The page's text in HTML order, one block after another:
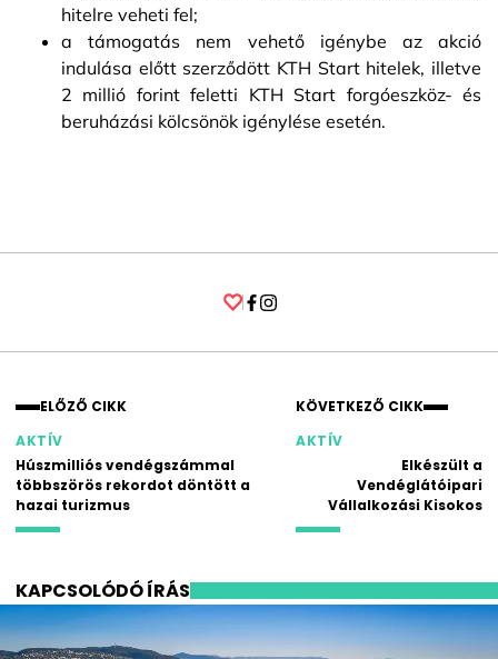
hitelre veheti fel;
a támogatás nem vehető igénybe az akció
indulása előtt szerződött KTH Start hitelek, illetve
2 millió forint feletti KTH Start forgóeszköz- és
beruházási kölcsönök igénylése esetén.
ELŐZŐ CIKK
AKTÍV
Húszmilliós vendégszámmal
többszörös rekordot döntött a
hazai turizmus
KÖVETKEZŐ CIKK
AKTÍV
Elkészült a
Vendéglátóipari
Vállalkozási Kisokos
KAPCSOLÓDÓ ÍRÁS